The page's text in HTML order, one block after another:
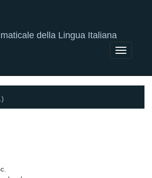
della Lingua Italiana
Toggle